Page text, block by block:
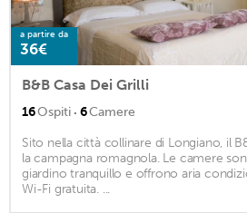
a partire da
36€
B&B Casa Dei Grilli
16Ospiti · 6Camere
Sito nella città collinare di Longiano, il
la campagna romagnola. Le camere
giardino tranquillo e offrono aria
Wi-Fi gratuita. ...